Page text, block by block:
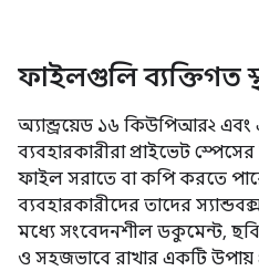
ফাইলগুলি ব্যক্তিগত
অ্যান্ড্রয়েড ১৬ কিউপিআর২
ব্যবহারকারীরা প্রাইভেট
ফাইল সরাতে বা কপি করতে
ব্যবহারকারীদের তাদের
মধ্যে সংবেদনশীল ডকুমেন্ট,
ও সহজভাবে রাখার একটি উপায়